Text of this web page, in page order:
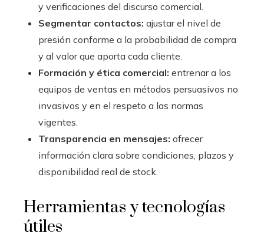
y verificaciones del discurso comercial.
Segmentar contactos: ajustar el nivel de
presión conforme a la probabilidad de compra
y al valor que aporta cada cliente.
Formación y ética comercial: entrenar a los
equipos de ventas en métodos persuasivos no
invasivos y en el respeto a las normas
vigentes.
Transparencia en mensajes: ofrecer
información clara sobre condiciones, plazos y
disponibilidad real de stock.
Herramientas y tecnologías
útiles